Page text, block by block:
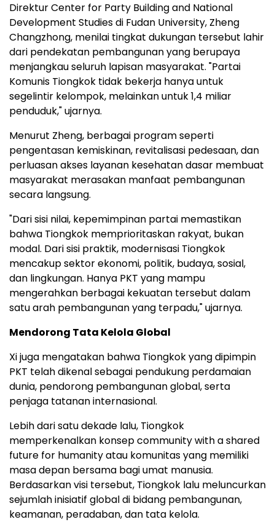
Direktur Center for Party Building and National
Development Studies di Fudan University, Zheng
Changzhong, menilai tingkat dukungan tersebut lahir
dari pendekatan pembangunan yang berupaya
menjangkau seluruh lapisan masyarakat. "Partai
Komunis Tiongkok tidak bekerja hanya untuk
segelintir kelompok, melainkan untuk 1,4 miliar
penduduk," ujarnya.
Menurut Zheng, berbagai program seperti
pengentasan kemiskinan, revitalisasi pedesaan, dan
perluasan akses layanan kesehatan dasar membuat
masyarakat merasakan manfaat pembangunan
secara langsung.
"Dari sisi nilai, kepemimpinan partai memastikan
bahwa Tiongkok memprioritaskan rakyat, bukan
modal. Dari sisi praktik, modernisasi Tiongkok
mencakup sektor ekonomi, politik, budaya, sosial,
dan lingkungan. Hanya PKT yang mampu
mengerahkan berbagai kekuatan tersebut dalam
satu arah pembangunan yang terpadu," ujarnya.
Mendorong Tata Kelola Global
Xi juga mengatakan bahwa Tiongkok yang dipimpin
PKT telah dikenal sebagai pendukung perdamaian
dunia, pendorong pembangunan global, serta
penjaga tatanan internasional.
Lebih dari satu dekade lalu, Tiongkok
memperkenalkan konsep community with a shared
future for humanity atau komunitas yang memiliki
masa depan bersama bagi umat manusia.
Berdasarkan visi tersebut, Tiongkok lalu meluncurkan
sejumlah inisiatif global di bidang pembangunan,
keamanan, peradaban, dan tata kelola.